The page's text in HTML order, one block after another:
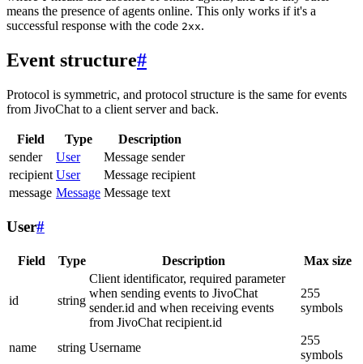
means the presence of agents online. This only works if it's a
successful response with the code 2xx.
Event structure#
Protocol is symmetric, and protocol structure is the same for events
from JivoChat to a client server and back.
Field Type
Description
sender
User
Message sender
recipient User
Message recipient
message Message Message text
User#
Field Type Description Max size
id string
Client identificator, required parameter
when sending events to JivoChat
sender.id and when receiving events
from JivoChat recipient.id
255
symbols
name string Username
255
symbols